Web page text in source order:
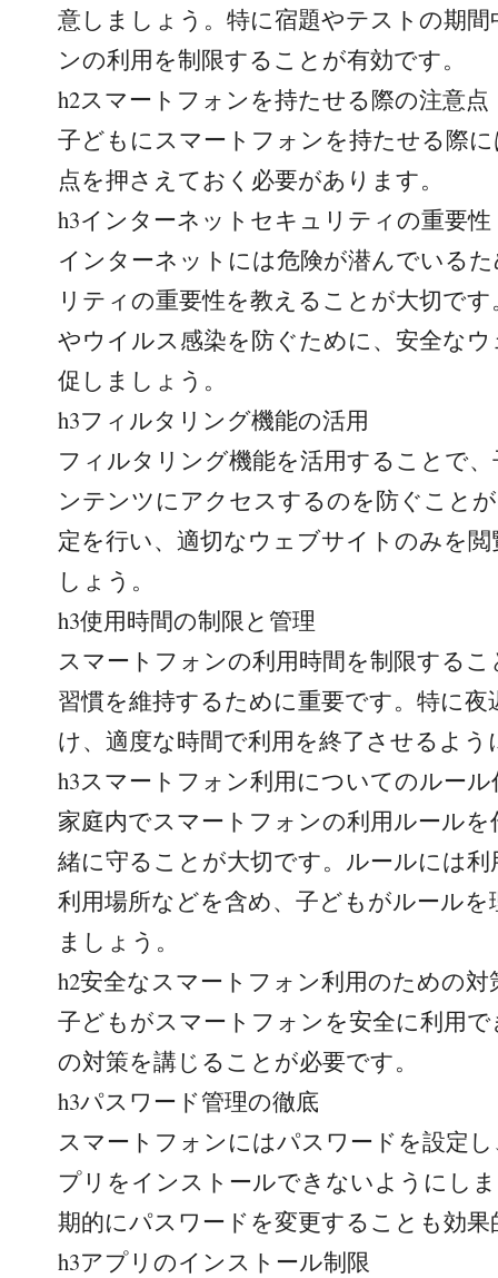
意しましょう。特に宿題やテストの期
ンの利用を制限することが有効です。
h2スマートフォンを持たせる際の注意点
子どもにスマートフォンを持たせる際
点を押さえておく必要があります。
h3インターネットセキュリティの重要性
インターネットには危険が潜んでいる
リティの重要性を教えることが大切で
やウイルス感染を防ぐために、安全な
促しましょう。
h3フィルタリング機能の活用
フィルタリング機能を活用することで
ンテンツにアクセスするのを防ぐこと
定を行い、適切なウェブサイトのみを
しょう。
h3使用時間の制限と管理
スマートフォンの利用時間を制限する
習慣を維持するために重要です。特に
け、適度な時間で利用を終了させるよ
h3スマートフォン利用についてのルール
家庭内でスマートフォンの利用ルール
緒に守ることが大切です。ルールには利
利用場所などを含め、子どもがルール
ましょう。
h2安全なスマートフォン利用のための対
子どもがスマートフォンを安全に利用
の対策を講じることが必要です。
h3パスワード管理の徹底
スマートフォンにはパスワードを設定
プリをインストールできないようにし
期的にパスワードを変更することも効果
h3アプリのインストール制限